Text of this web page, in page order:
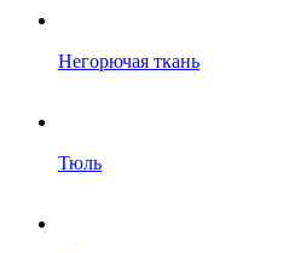
Негорючая ткань
Тюль